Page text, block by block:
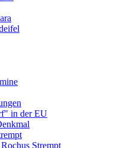
in der EU
Strempt